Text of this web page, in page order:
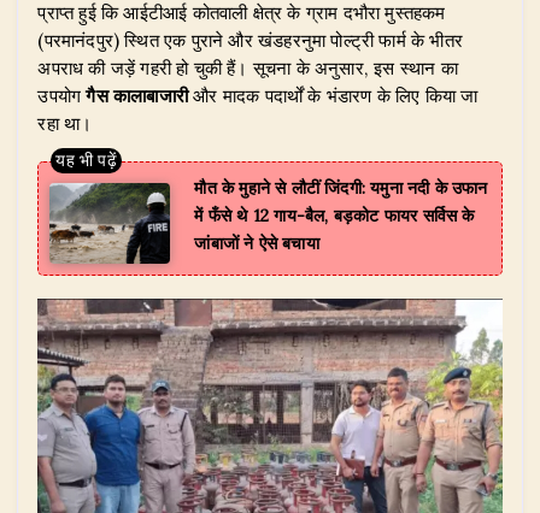
प्राप्त हुई कि आईटीआई कोतवाली क्षेत्र के ग्राम दभौरा मुस्तहकम
(परमानंदपुर) स्थित एक पुराने और खंडहरनुमा पोल्ट्री फार्म के भीतर
अपराध की जड़ें गहरी हो चुकी हैं। सूचना के अनुसार, इस स्थान का
उपयोगगैस कालाबाजारीऔर मादक पदार्थों के भंडारण के लिए किया जा
रहा था।
मौत के मुहाने से लौटीं जिंदगी: यमुना नदी के उफान
में फँसे थे 12 गाय-बैल, बड़कोट फायर सर्विस के
जांबाजों ने ऐसे बचाया